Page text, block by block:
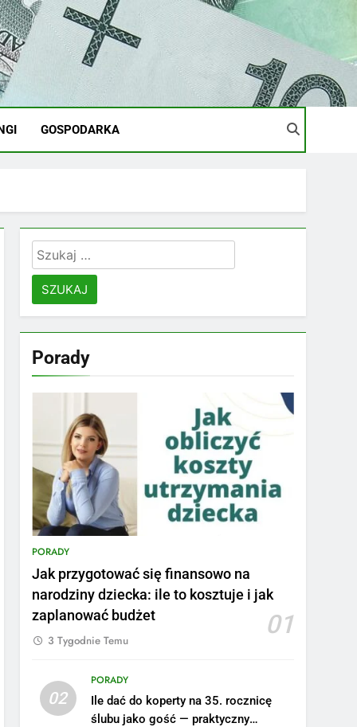
GOSPODARKA
Szukaj:
Porady
PORADY
Jak przygotować się finansowo na
narodziny dziecka: ile to kosztuje i jak
zaplanować budżet
01
3 Tygodnie Temu
02
PORADY
Ile dać do koperty na 35. rocznicę
ślubu jako gość — praktyczny